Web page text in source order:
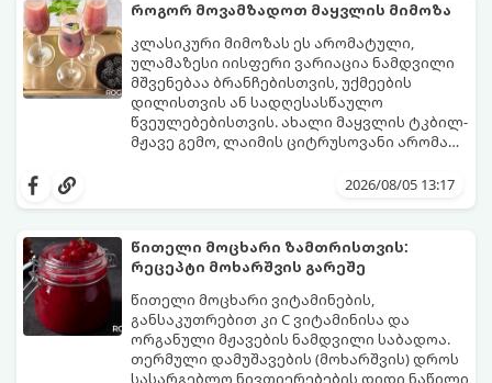
და არ დაიშალოს.
მომზადების დრო: 20 წუთი (დამატებით
მუხუდოს ჩალბობის დრო: 12-24 საათი)
შეწვის დრო: 10–15 წუთი ულუფა: 20–24 ცალი
ბურთულა (4–6 პორცია)
როგორ მოვამზადოთ მაყვლის მიმოზა
კლასიკური მიმოზას ეს არომატული,
ულამაზესი იისფერი ვარიაცია ნამდვილი
მშვენებაა ბრანჩებისთვის, უქმეების
დილისთვის ან სადღესასწაულო
წვეულებებისთვის. ახალი მაყვლის ტკბილ-
მჟავე გემო, ლაიმის ციტრუსოვანი არომატი
საოცრად დახვეწილ და მაგრილებელ
და მის მომზადებას მინიმალური
პორცია
2026/08/05 13:17
წითელი მოცხარი ზამთრისთვის:
რეცეპტი მოხარშვის გარეშე
წითელი მოცხარი ვიტამინების,
განსაკუთრებით კი C ვიტამინისა და
ორგანული მჟავების ნამდვილი საბადოა.
თერმული დამუშავების (მოხარშვის) დროს
სასარგებლო ნივთიერებების დიდი ნაწილი